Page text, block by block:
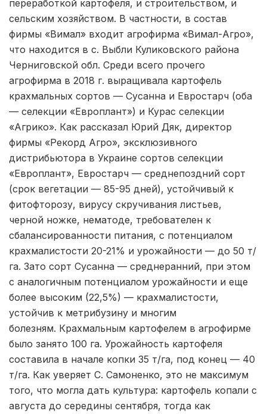
переработкой картофеля, и строительством, и
сельским хозяйством. В частности, в состав
фирмы «Вимал» входит агрофирма «Вимал-Агро»,
что находится в с. Выбли Куликовского района
Черниговской обл. Среди всего прочего
агрофирма в 2018 г. выращивала картофель
крахмальных сортов — Сусанна и Евростарч (оба
— селекции «Европлант») и Курас селекции
«Агрико». Как рассказал Юрий Дяк, директор
фирмы «Рекорд Агро», эксклюзивного
дистрибьютора в Украине сортов селекции
«Европлант», Евростарч — среднепоздний сорт
(срок вегетации — 85-95 дней), устойчивый к
фитофторозу, вирусу скручивания листьев,
черной ножке, нематоде, требователен к
сбалансированности питания, с потенциалом
крахмалистости 20-21% и урожайности — до 50 т/
га. Зато сорт Сусанна — среднеранний, при этом
с аналогичным потенциалом урожайности и еще
более высоким (22,5%) — крахмалистости,
устойчив к метрибузину и многим
болезням. Крахмальным картофелем в агрофирме
было занято 100 га. Урожайность картофеля
составила в начале копки 35 т/га, под конец — 40
т/га. Как уверяет С. Самоненко, это не максимум
того, что могла дать культура: картофель копали с
августа до середины сентября, тогда как